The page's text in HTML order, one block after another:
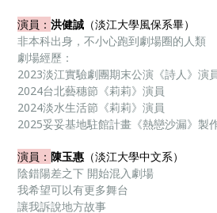
演員：洪健誠 （淡江大學風保系畢）
非本科出身，不小心跑到劇場圈的人類
劇場經歷：
2023淡江實驗劇團期末公演《詩人》演
2024台北藝穗節《莉莉》演員
2024淡水生活節《莉莉》演員
2025妥妥基地駐館計畫《熱戀沙漏》製
演員：陳玉惠 （淡江大學中文系）
陰錯陽差之下 開始混入劇場
我希望可以有更多舞台
讓我訴說地方故事